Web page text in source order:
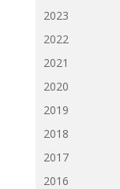
2023
2022
2021
2020
2019
2018
2017
2016